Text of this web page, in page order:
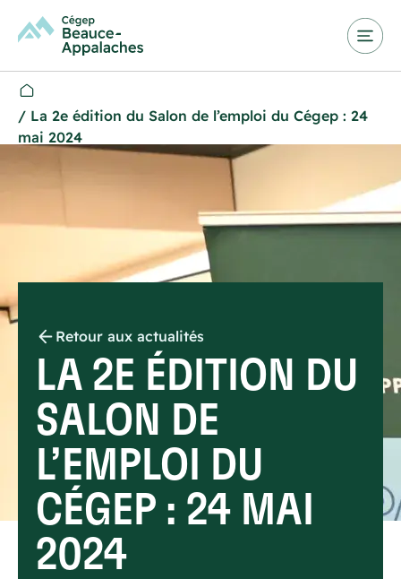
/ La 2e édition du Salon de l’emploi du Cégep : 24
mai 2024
Retour aux actualités
LA 2E ÉDITION DU
SALON DE
L’EMPLOI DU
CÉGEP : 24 MAI
2024